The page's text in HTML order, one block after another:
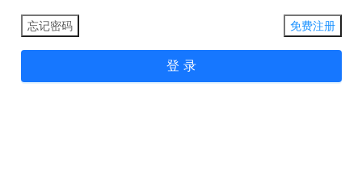
忘记密码 免费注册
登 录